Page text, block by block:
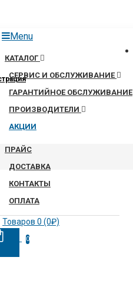
Menu
КАТАЛОГ
СЕРВИС И ОБСЛУЖИВАНИЕ
ГАРАНТИЙНОЕ ОБСЛУЖИВАНИЕ
ПРОИЗВОДИТЕЛИ
АКЦИИ
ПРАЙС
ДОСТАВКА
КОНТАКТЫ
ОПЛАТА
Товаров 0 (0₽)
0